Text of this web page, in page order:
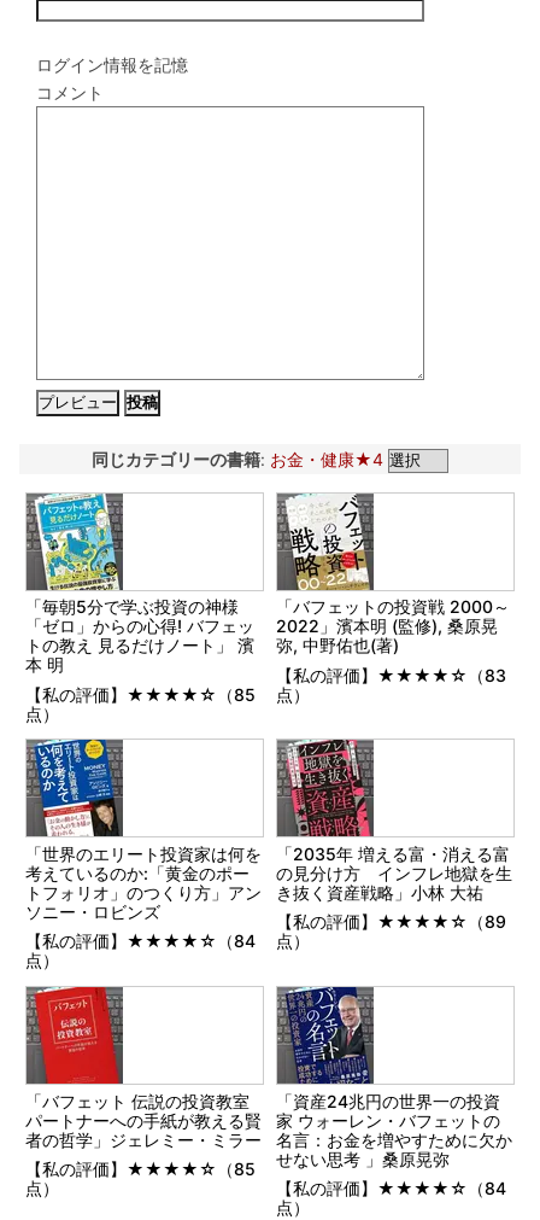
ログイン情報を記憶
コメント
同じカテゴリーの書籍: お金・健康★4
「毎朝5分で学ぶ投資の神様
「ゼロ」からの心得! バフェッ
トの教え 見るだけノート」 濱
本 明
【私の評価】★★★★☆（85
点）
「バフェットの投資戦 2000～
2022」濱本明 (監修), 桑原晃
弥, 中野佑也(著)
【私の評価】★★★★☆（83
点）
「世界のエリート投資家は何を
考えているのか:「黄金のポー
トフォリオ」のつくり方」アン
ソニー・ロビンズ
【私の評価】★★★★☆（84
点）
「2035年 増える富・消える富
の見分け方 インフレ地獄を生
き抜く資産戦略」小林 大祐
【私の評価】★★★★☆（89
点）
「バフェット 伝説の投資教室
パートナーへの手紙が教える賢
者の哲学」ジェレミー・ミラー
【私の評価】★★★★☆（85
点）
「資産24兆円の世界一の投資
家 ウォーレン・バフェットの
名言：お金を増やすために欠か
せない思考 」桑原晃弥
【私の評価】★★★★☆（84
点）